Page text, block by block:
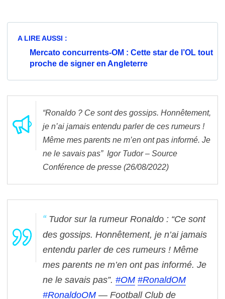
A LIRE AUSSI :
Mercato concurrents-OM : Cette star de l’OL tout
proche de signer en Angleterre
“Ronaldo ? Ce sont des gossips. Honnêtement,
je n’ai jamais entendu parler de ces rumeurs !
Même mes parents ne m’en ont pas informé. Je
ne le savais pas” Igor Tudor – Source
Conférence de presse (26/08/2022)
Tudor sur la rumeur Ronaldo : “Ce sont
des gossips. Honnêtement, je n’ai jamais
entendu parler de ces rumeurs ! Même
mes parents ne m’en ont pas informé. Je
ne le savais pas”. #OM #RonaldOM
#RonaldoOM — Football Club de